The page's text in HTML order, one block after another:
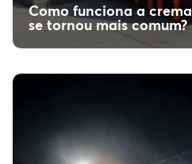
Como funciona a
se tornou mais comum?